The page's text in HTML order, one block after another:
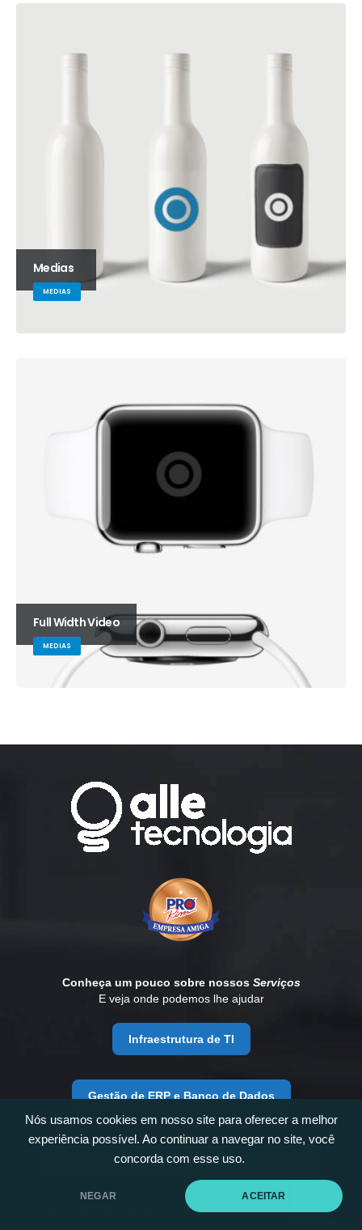
Nós usamos cookies em nosso site para oferecer a melhor
experiência possível. Ao continuar a navegar no site, você
concorda com esse uso.
NEGAR ACEITAR
Medias
MEDIAS
Full Width Video
MEDIAS
Conheça um pouco sobre nossos Serviços
E veja onde podemos lhe ajudar
Infraestrutura de TI
Gestão de ERP e Banco de Dados
Desenvolvimento e Consultoria de Negócios
| Produzido por